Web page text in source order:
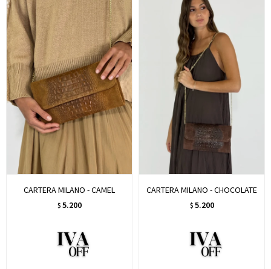
CARTERA MILANO - CAMEL
$ 5.200
CARTERA MILANO - CHOCOLATE
$ 5.200